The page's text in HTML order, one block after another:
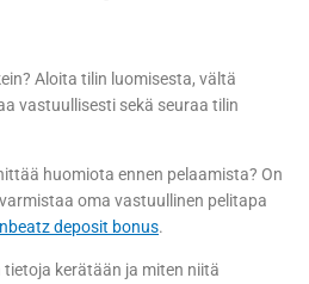
Aloita tilin luomisesta, vältä
vastuullisesti sekä seuraa tilin
huomiota ennen pelaamista? On
oma vastuullinen pelitapa
deposit bonus.
kerätään ja miten niitä